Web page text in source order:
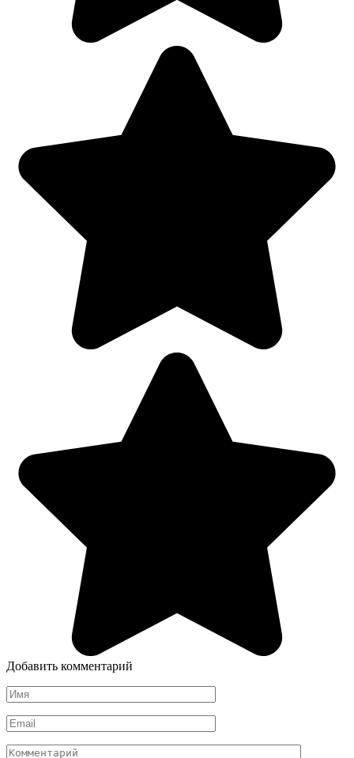
Добавить комментарий
Имя
*
Email
*
Комментарий